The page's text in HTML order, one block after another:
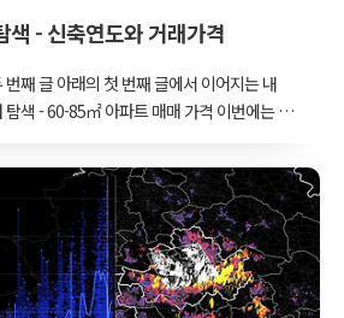
색 - 신축연도와 거래가격
째 글 아래의 첫 번째 글에서 이어지는 내
색 - 60-85㎡ 아파트 매매 가격 이번에는 국
부 실거래가 데이터 전처리 이 글에서는 국
거래가 데이터를 지도에 표시하기 위..
도와 아파트 매매 실거래가 앞의 글에서 아
바 있다. 앞의 글과 다소 다른 부분은 이번
아니라 모든 면적을 넣었고, 대신 제곱미터
적 차이를 표준화했다. 위의 그래프를 보면